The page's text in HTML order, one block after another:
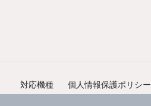
対応機種 個人情報保護ポリシー